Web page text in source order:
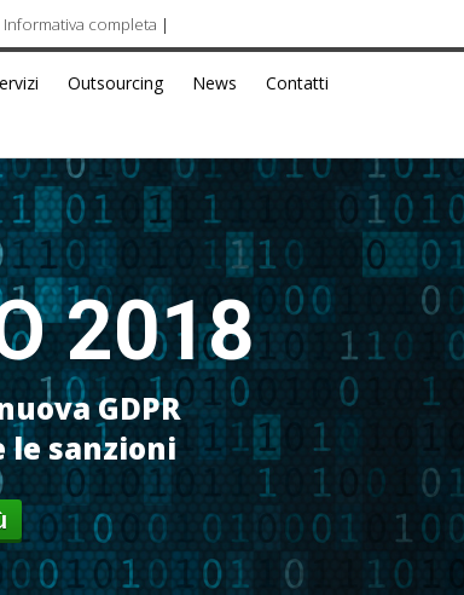
Informativa completa |
Outsourcing News Contatti
2018
GDPR
le sanzioni